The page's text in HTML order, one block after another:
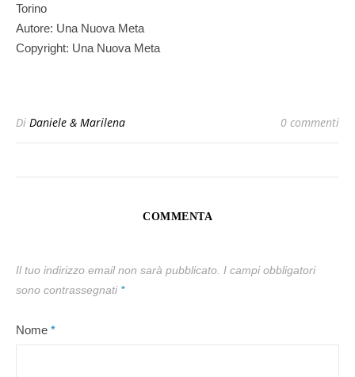
Torino
Autore: Una Nuova Meta
Copyright: Una Nuova Meta
Di Daniele & Marilena 0 commenti
COMMENTA
Il tuo indirizzo email non sarà pubblicato. I campi obbligatori
sono contrassegnati *
Nome *